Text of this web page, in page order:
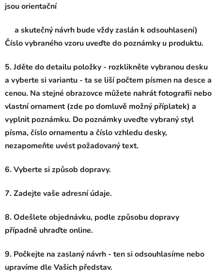
jsou orientační
a skutečný návrh bude vždy zaslán k odsouhlasení)
Číslo vybraného vzoru uveďte do poznámky u produktu.
5. Jděte do detailu položky - rozklikněte vybranou desku
a vyberte si variantu - ta se liší počtem písmen na desce a
cenou. Na stejné obrazovce můžete nahrát fotografii nebo
vlastní ornament (zde po domluvě možný příplatek) a
vyplnit poznámku. Do poznámky uveďte vybraný styl
písma, číslo ornamentu a číslo vzhledu desky,
nezapomeňte uvést požadovaný text.
6. Vyberte si způsob dopravy.
7. Zadejte vaše adresní údaje.
8. Odešlete objednávku, podle způsobu dopravy
případně uhraďte online.
9. Počkejte na zaslaný návrh - ten si odsouhlasíme nebo
upravíme dle Vašich představ.